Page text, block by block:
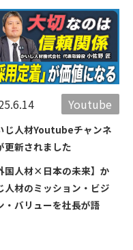
Youtube
じ人材Youtubeチャンネ
更新されました
国人材×日本の未来】か
人材のミッション・ビジ
・バリューを社長が語